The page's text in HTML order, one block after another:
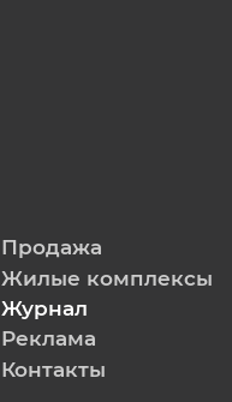
Продажа
Жилые комплексы
Журнал
Реклама
Контакты